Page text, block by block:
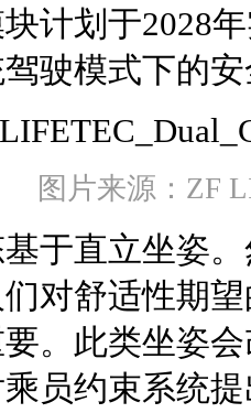
计划于2028
驶模式下的
图片来源：ZF
于直立坐姿
对舒适性期
。此类坐姿
员约束系统